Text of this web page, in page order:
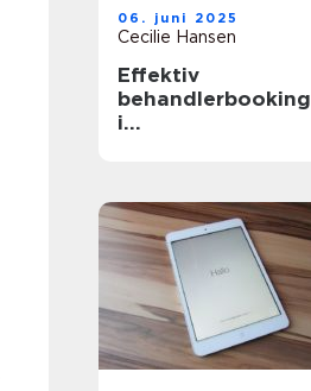
06. juni 2025
Cecilie Hansen
Effektiv
behandlerbooking
i